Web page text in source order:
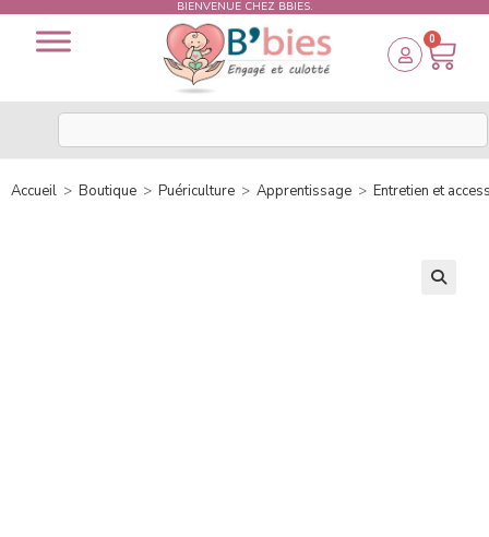
BIENVENUE CHEZ BBIES.
0
Accueil > Boutique > Puériculture > Apprentissage > Entretien et